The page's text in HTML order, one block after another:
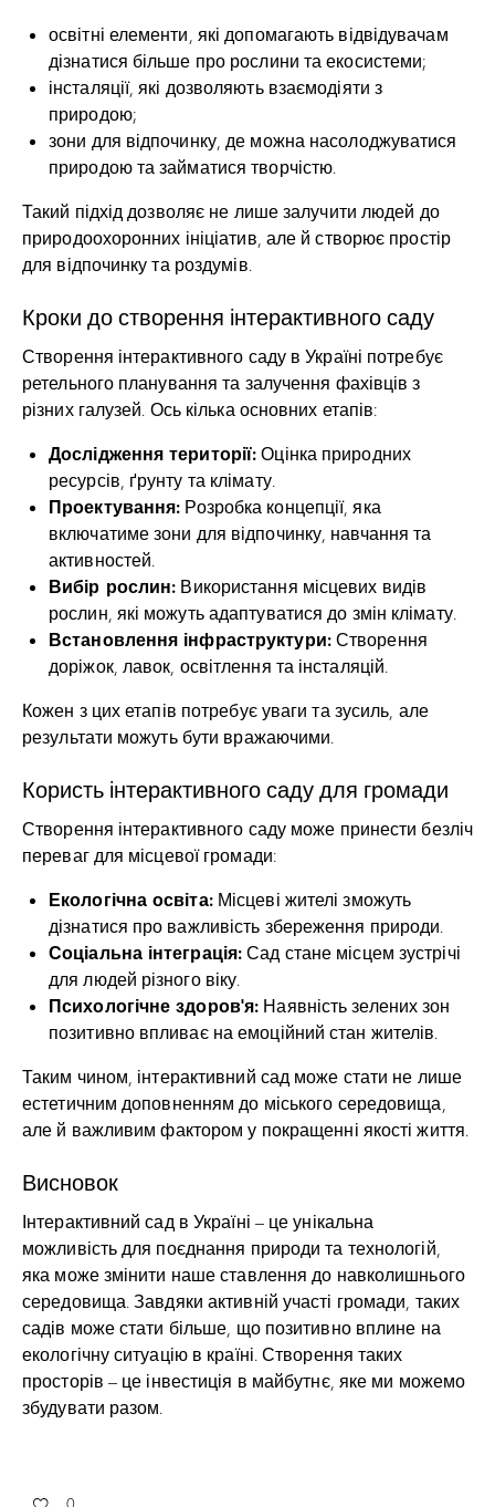
освітні елементи, які допомагають відвідувачам
дізнатися більше про рослини та екосистеми;
інсталяції, які дозволяють взаємодіяти з
природою;
зони для відпочинку, де можна насолоджуватися
природою та займатися творчістю.
Такий підхід дозволяє не лише залучити людей до
природоохоронних ініціатив, але й створює простір
для відпочинку та роздумів.
Кроки до створення інтерактивного саду
Створення інтерактивного саду в Україні потребує
ретельного планування та залучення фахівців з
різних галузей. Ось кілька основних етапів:
Дослідження території: Оцінка природних
ресурсів, ґрунту та клімату.
Проектування: Розробка концепції, яка
включатиме зони для відпочинку, навчання та
активностей.
Вибір рослин: Використання місцевих видів
рослин, які можуть адаптуватися до змін клімату.
Встановлення інфраструктури:Створення
доріжок, лавок, освітлення та інсталяцій.
Кожен з цих етапів потребує уваги та зусиль, але
результати можуть бути вражаючими.
Користь інтерактивного саду для громади
Створення інтерактивного саду може принести безліч
переваг для місцевої громади:
Екологічна освіта:Місцеві жителі зможуть
дізнатися про важливість збереження природи.
Соціальна інтеграція: Сад стане місцем зустрічі
для людей різного віку.
Психологічне здоров’я: Наявність зелених зон
позитивно впливає на емоційний стан жителів.
Таким чином, інтерактивний сад може стати не лише
естетичним доповненням до міського середовища,
але й важливим фактором у покращенні якості життя.
Висновок
Інтерактивний сад в Україні – це унікальна
можливість для поєднання природи та технологій,
яка може змінити наше ставлення до навколишнього
середовища. Завдяки активній участі громади, таких
садів може стати більше, що позитивно вплине на
екологічну ситуацію в країні. Створення таких
просторів – це інвестиція в майбутнє, яке ми можемо
збудувати разом.